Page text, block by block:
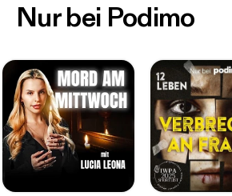
Nur bei Podimo